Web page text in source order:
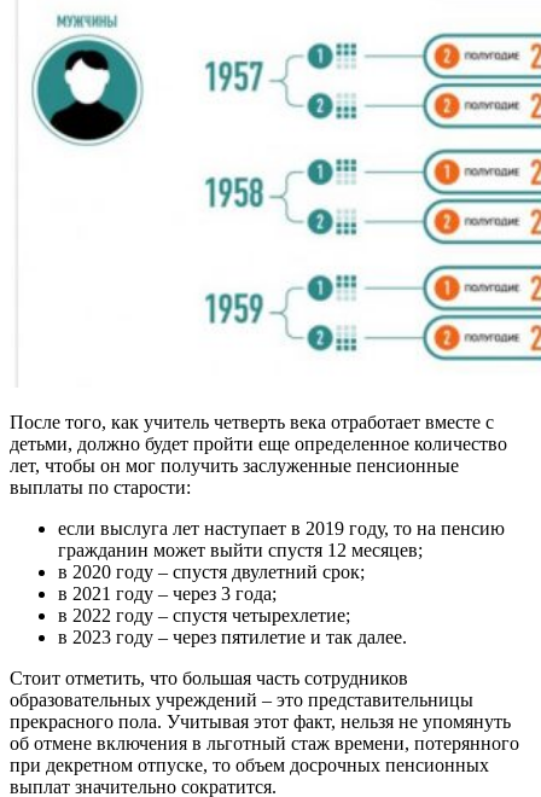
После того, как учитель четверть века отработает вместе с
детьми, должно будет пройти еще определенное количество
лет, чтобы он мог получить заслуженные пенсионные
выплаты по старости:
если выслуга лет наступает в 2019 году, то на пенсию
гражданин может выйти спустя 12 месяцев;
в 2020 году – спустя двулетний срок;
в 2021 году – через 3 года;
в 2022 году – спустя четырехлетие;
в 2023 году – через пятилетие и так далее.
Стоит отметить, что большая часть сотрудников
образовательных учреждений – это представительницы
прекрасного пола. Учитывая этот факт, нельзя не упомянуть
об отмене включения в льготный стаж времени, потерянного
при декретном отпуске, то объем досрочных пенсионных
выплат значительно сократится.